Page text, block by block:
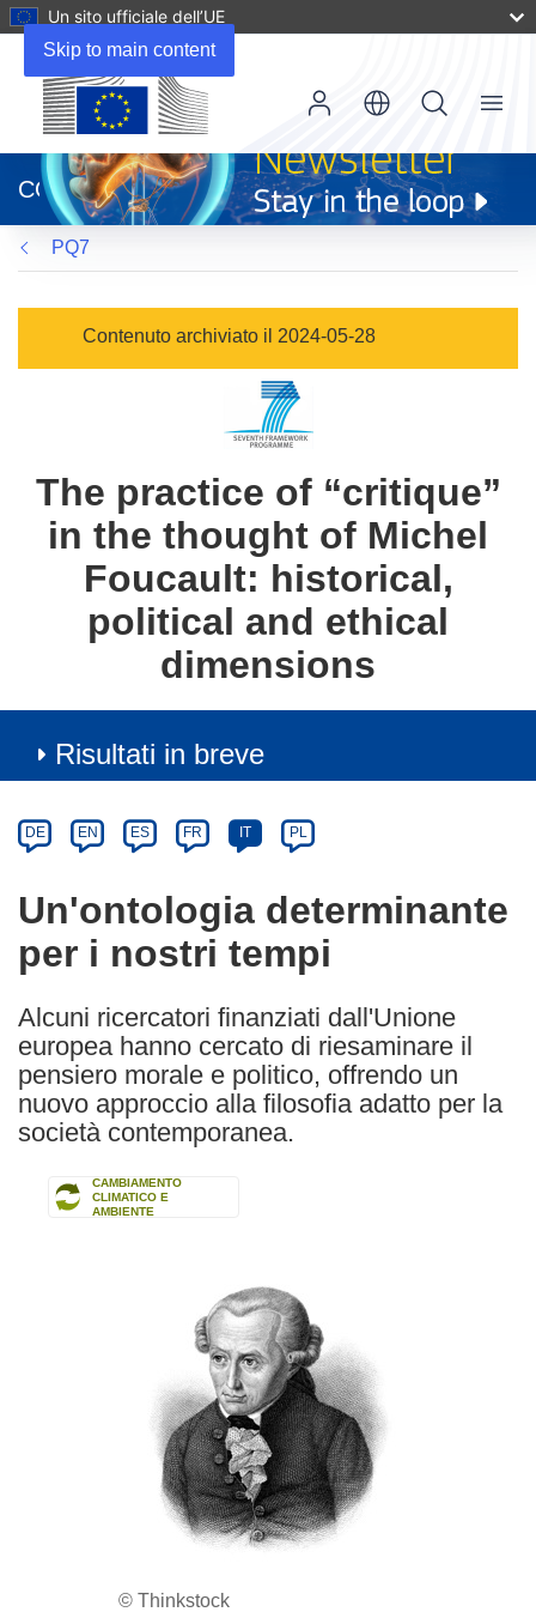
Skip to main content
Un sito ufficiale dell’UE
apre
in
una
nuova
finestra)
CORDIS
Menu
PQ7
Contenuto archiviato il 2024-05-28
The practice of “critique”
in the thought of Michel
Foucault: historical,
political and ethical
dimensions
Risultati in breve
Category
Article
available
the
following
languages:
DE EN ES FR IT PL
Un'ontologia determinante
per i nostri tempi
Alcuni ricercatori finanziati dall'Unione
europea hanno cercato di riesaminare il
pensiero morale e politico, offrendo un
nuovo approccio alla filosofia adatto per la
società contemporanea.
CAMBIAMENTO
CLIMATICO E
AMBIENTE
© Thinkstock